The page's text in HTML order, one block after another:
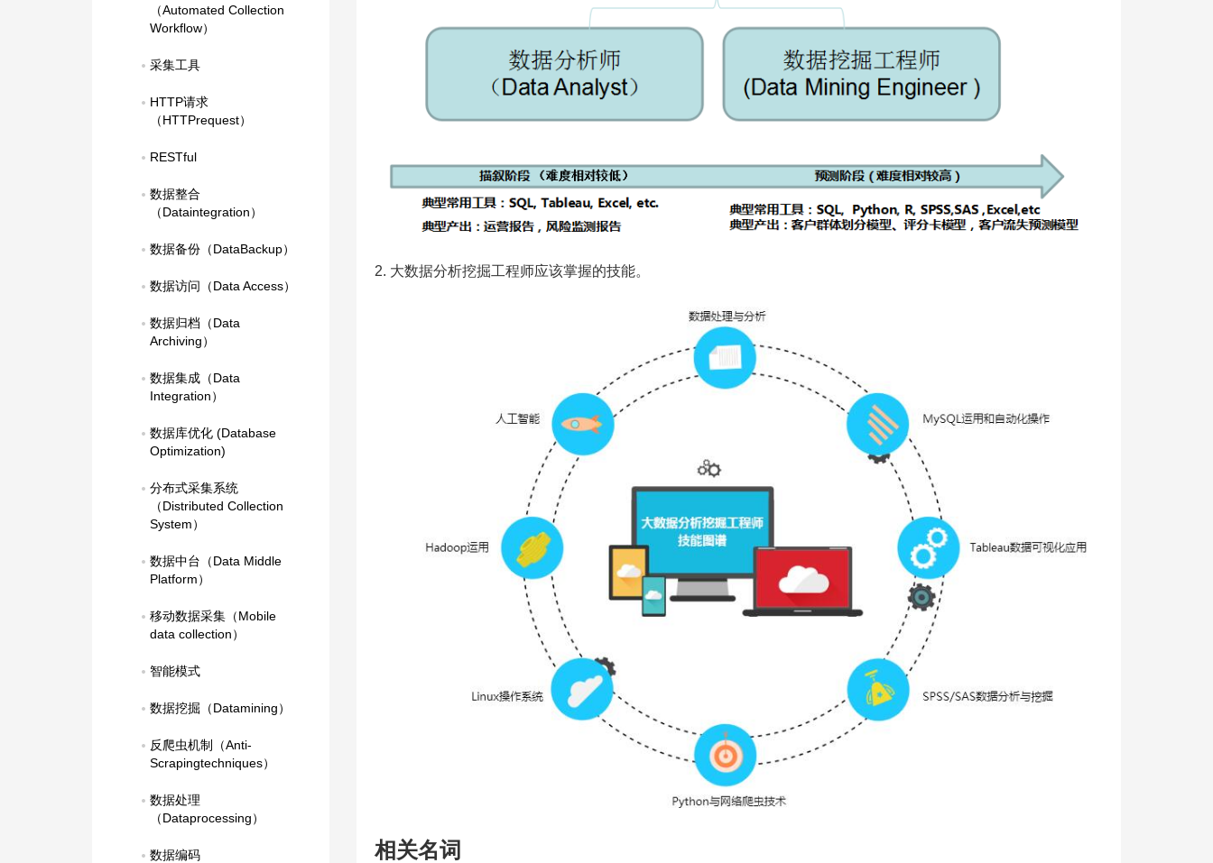
（Automated Collection
Workflow）
采集工具
HTTP请求
（HTTPrequest）
RESTful
数据整合
（Dataintegration）
数据备份（DataBackup）
数据访问（Data Access）
数据归档（Data
Archiving）
数据集成（Data
Integration）
数据库优化 (Database
Optimization)
分布式采集系统
（Distributed Collection
System）
数据中台（Data Middle
Platform）
移动数据采集（Mobile
data collection）
智能模式
数据挖掘（Datamining）
反爬虫机制（Anti-
Scrapingtechniques）
数据处理
（Dataprocessing）
数据编码
2. 大数据分析挖掘工程师应该掌握的技能。
相关名词